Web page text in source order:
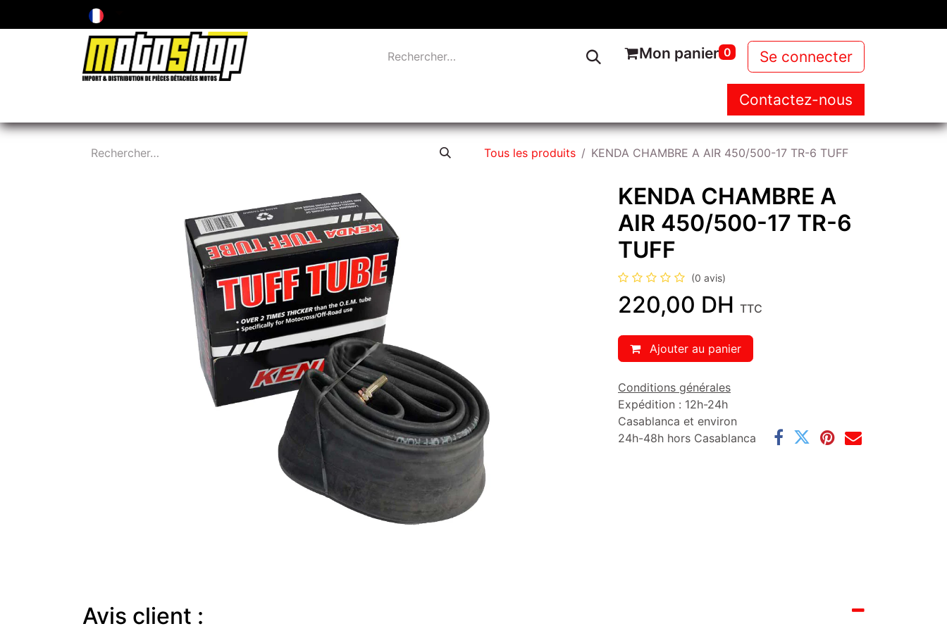
Mon panier 0 Se connecter
NOS PRODUITS NEWS
Contactez-nous
Tous les produits KENDA CHAMBRE A AIR 450/500-17 TR-6 TUFF
KENDA CHAMBRE A
AIR 450/500-17 TR-6
TUFF
(0 avis)
220,00 DH TTC
Ajouter au panier
Conditions générales
Expédition : 12h-24h
Casablanca et environ
24h-48h hors Casablanca
Avis client :